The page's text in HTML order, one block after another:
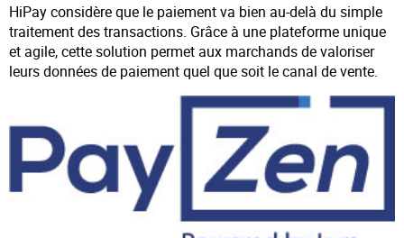
HiPay considère que le paiement va bien au-delà du simple
traitement des transactions. Grâce à une plateforme unique
et agile, cette solution permet aux marchands de valoriser
leurs données de paiement quel que soit le canal de vente.